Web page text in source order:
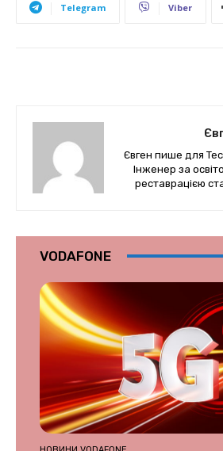
Telegram Viber
Євген пише для
Інженер за
реставрацією
VODAFONE